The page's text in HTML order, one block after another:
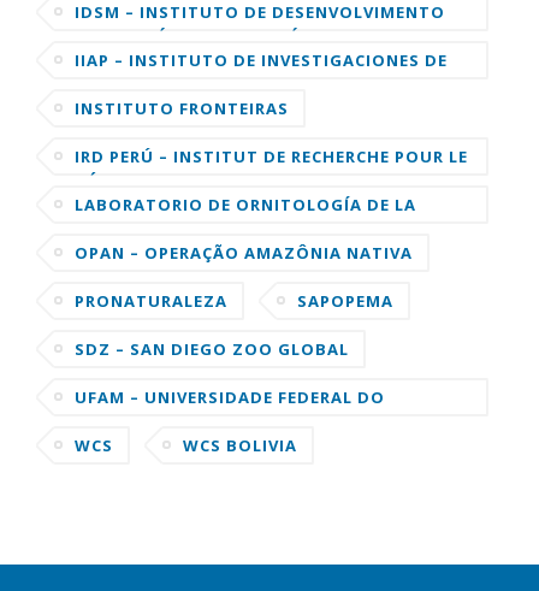
IDSM – INSTITUTO DE DESENVOLVIMENTO
SUSTENTÁVEL MAMIRAUÁ
IIAP – INSTITUTO DE INVESTIGACIONES DE
INSTITUTO FRONTEIRAS
IRD PERÚ – INSTITUT DE RECHERCHE POUR LE
DÉVELOPPEMENT
LABORATORIO DE ORNITOLOGÍA DE LA
OPAN – OPERAÇÃO AMAZÔNIA NATIVA
PRONATURALEZA SAPOPEMA
SDZ – SAN DIEGO ZOO GLOBAL
UFAM – UNIVERSIDADE FEDERAL DO
WCS
WCS BOLIVIA